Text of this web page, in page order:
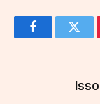
Facebook